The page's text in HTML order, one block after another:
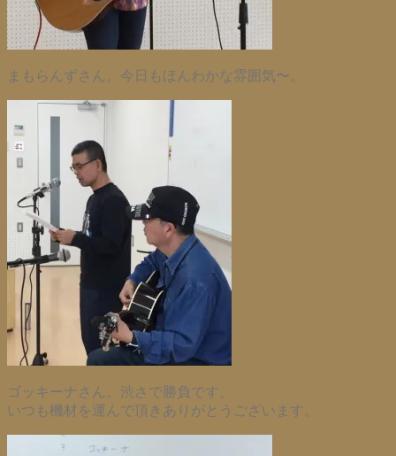
まもらんずさん。今日もほんわかな雰囲気〜。
ゴッキーナさん。渋さで勝負です。
いつも機材を運んで頂きありがとうございます。